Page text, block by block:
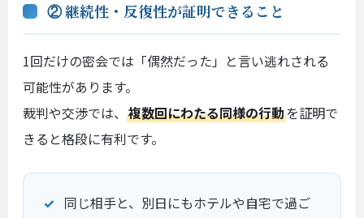
② 継続性・反復性が証明できること
1回だけの密会では「偶然だった」と言い逃れされる
可能性があります。
裁判や交渉では、 複数回にわたる同様の行動を証明で
きると格段に有利です。
同じ相手と、別日にもホテルや自宅で過ご